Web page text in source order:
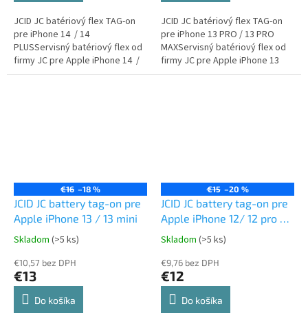
JCID JC batériový flex TAG-on
pre iPhone 14 / 14
PLUSServisný batériový flex od
firmy JC pre Apple iPhone 14 /
14 PLUS
JCID JC batériový flex TAG-on
pre iPhone 13 PRO / 13 PRO
MAXServisný batériový flex od
firmy JC pre Apple iPhone 13
PRO / 13 PRO MAX
€16 –18 %
JCID JC battery tag-on pre
Apple iPhone 13 / 13 mini
Skladom (>5 ks)
€10,57 bez DPH
€13
Do košíka
€15 –20 %
JCID JC battery tag-on pre
Apple iPhone 12/ 12 pro /
12 mini
Skladom (>5 ks)
€9,76 bez DPH
€12
Do košíka